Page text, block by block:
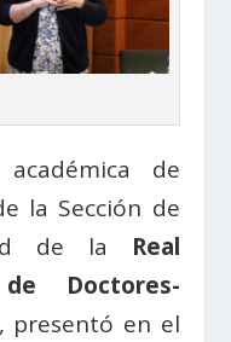
de
la Sección de
de la Real
Doctores-
presentó en el